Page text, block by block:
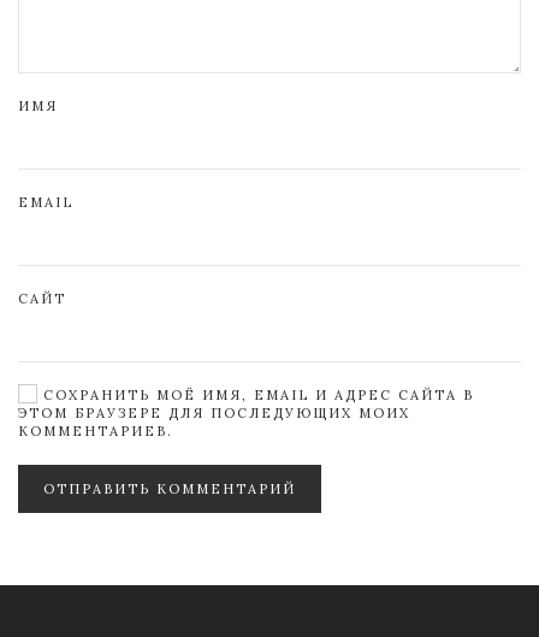
ИМЯ
EMAIL
САЙТ
СОХРАНИТЬ МОЁ ИМЯ, EMAIL И АДРЕС САЙТА В
ЭТОМ БРАУЗЕРЕ ДЛЯ ПОСЛЕДУЮЩИХ МОИХ
КОММЕНТАРИЕВ.
ОТПРАВИТЬ КОММЕНТАРИЙ